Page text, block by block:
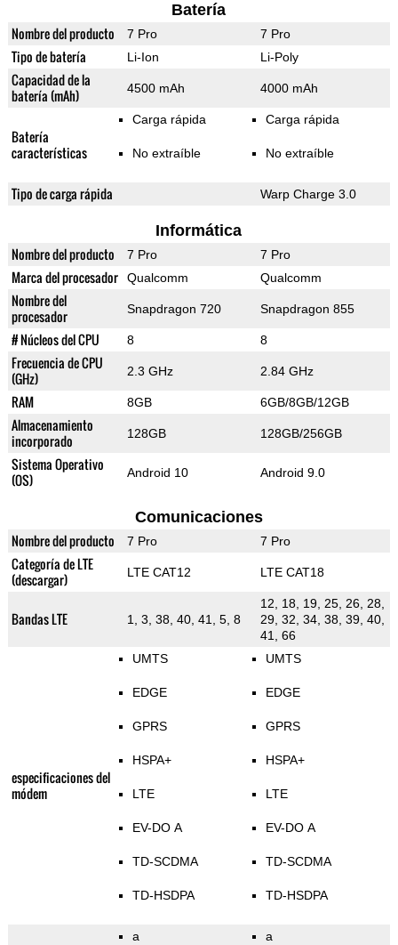
Batería
Nombre del producto 7 Pro 7 Pro
Tipo de batería Li-Ion Li-Poly
Capacidad de la
batería (mAh)
4500 mAh 4000 mAh
Batería
características
Carga rápida
No extraíble
Carga rápida
No extraíble
Tipo de carga rápida Warp Charge 3.0
Informática
Nombre del producto 7 Pro 7 Pro
Marca del procesador Qualcomm Qualcomm
Nombre del
procesador
Snapdragon 720 Snapdragon 855
# Núcleos del CPU 8 8
Frecuencia de CPU
(GHz)
2.3 GHz 2.84 GHz
RAM 8GB 6GB/8GB/12GB
Almacenamiento
incorporado
128GB 128GB/256GB
Sistema Operativo
(OS)
Android 10 Android 9.0
Comunicaciones
Nombre del producto 7 Pro 7 Pro
Categoría de LTE
(descargar)
LTE CAT12 LTE CAT18
Bandas LTE 1, 3, 38, 40, 41, 5, 8
12, 18, 19, 25, 26, 28,
29, 32, 34, 38, 39, 40,
41, 66
especificaciones del
módem
UMTS
EDGE
GPRS
HSPA+
LTE
EV-DO A
TD-SCDMA
TD-HSDPA
UMTS
EDGE
GPRS
HSPA+
LTE
EV-DO A
TD-SCDMA
TD-HSDPA
a a